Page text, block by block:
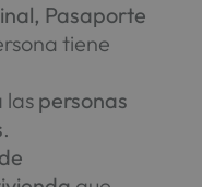
Pasaporte
tiene
laspersonas
.